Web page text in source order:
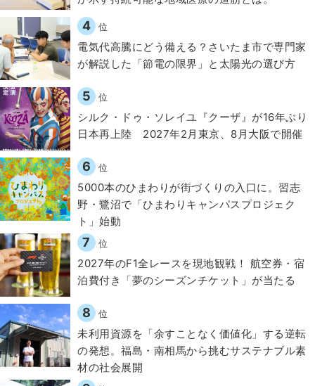
4 位
電気代高騰にどう備える？さいたま市で専門家
が解説した「節電の限界」と太陽光の選び方
5 位
シルク・ドゥ・ソレイユ『クーザ』が16年ぶり
日本再上陸 2027年2月東京、8月大阪で開催
6 位
5000本のひまわりが街づくりの入口に。習志
野・鷺沼で「ひまわりキャンパスプロジェク
ト」始動
7 位
2027年のF1全レースを現地観戦！ 航空券・宿
泊費付き「夢のシーズンチケット」が当たる
8 位
​​未利用資源を「余すことなく価値化」する逆転
の発想。福島・南相馬から挑むサステナブル素
材の社会展開​